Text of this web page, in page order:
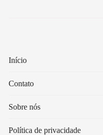
Início
Contato
Sobre nós
Política de privacidade